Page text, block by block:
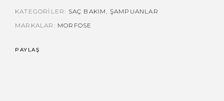
KATEGORILER: SAÇ BAKIM, ŞAMPUANLAR
MARKALAR: MORFOSE
PAYLAŞ